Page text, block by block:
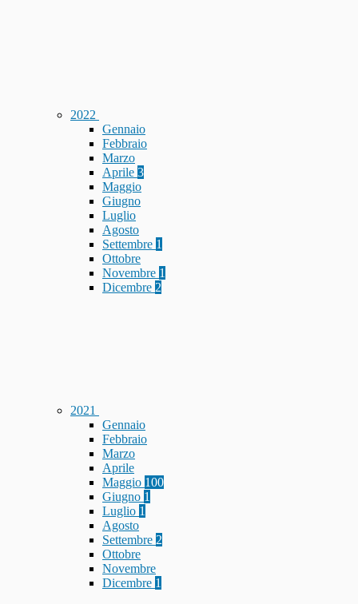
2022
Gennaio
Febbraio
Marzo
Aprile 3
Maggio
Giugno
Luglio
Agosto
Settembre 1
Ottobre
Novembre 1
Dicembre 2
2021
Gennaio
Febbraio
Marzo
Aprile
Maggio 100
Giugno 1
Luglio 1
Agosto
Settembre 2
Ottobre
Novembre
Dicembre 1